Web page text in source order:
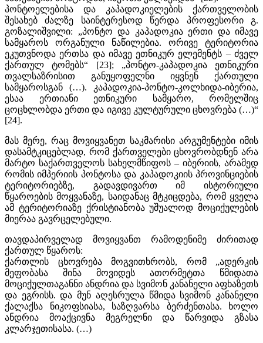
პონტოელებისა და კაპადოკიელების ქართველობის
შესახებ ძალზე საინტერესოდ წერდა პროფესორი გ.
გოზალიშვილი: „პონტო და კაპადოკია ერთი და იმავე
სამყაროს ორგანული ნაწილებია. ორივე ტერიტორია
ეკუთვნოდა ერთსა და იმავე ეთნიკურ ელემენტს – ძველ
ქართულ ტომებს“ [23]; „პონტო-კაპადოკია ეთნიკური
თვალსაზრისით განუყოფელნი იყვნენ ქართული
სამყაროსგან (…). კაპადოკია-პონტო-კოლხიდა-იბერია,
ესაა ერთიანი ეთნიკური სამყარო, რომელშიც
ცოცხლობდა ერთი და იგივე კულტურული ცხოვრება (…)“
[24].
მას მერე, რაც მოვიყვანეთ საკმარისი არგუმენტები იმის
დასამტკიცებლად, რომ ქართველები ცხოვრობდნენ არა
მარტო საქართველოს სახელმწიფოს – იბერიის, არამედ
რომის იმპერიის პონტოსა და კაპადოკიის პროვინციების
ტერიტორიებზე, გადავდივართ იმ ისტორიული
წყაროების მოყვანაზე, საიდანაც მტკიცდება, რომ ყველა
ამ ტერიტორიაზე ქრისტიანობა უშუალოდ მოციქულების
მიერაა გავრცელებული.
თავდაპირველად მოვიყვანთ რამოდენიმე ძირითად
ქართულ წყაროს:
ქართლის ცხოვრება მოგვითხრობს, რომ „ადერკის
მეფობასა შინა მოვიდეს ათორმეტთა წმიდათა
მოციქულთაგანნი ანდრია და სვიმონ კანანელი აფხაზეთს
და ეგრისს. და მუნ აღესრულა წმიდა სვიმონ კანანელი
ქალაქსა ნიკოფსიასა, საზღვარსა ბერძენთასა. ხოლო
ანდრია მოაქცივნა მეგრელნი და წარვიდა გზასა
კლარჯეთისასა. (…)